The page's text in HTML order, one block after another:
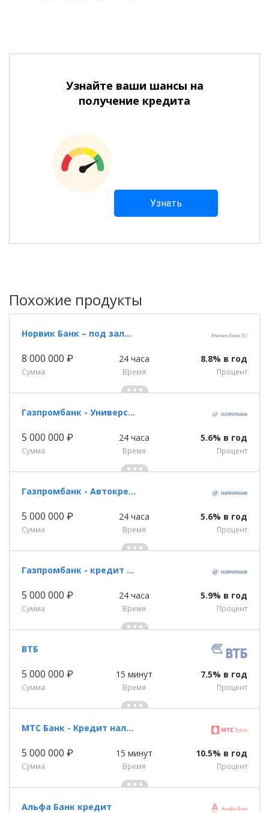
Узнайте ваши шансы на
получение кредита
Похожие продукты
Норвик Банк – под залог недвижимости
8 000 000 ₽
Сумма
24 часа
Время
8.8% в год
Процент
Газпромбанк - Универсальный кредит
5 000 000 ₽
Сумма
24 часа
Время
5.6% в год
Процент
Газпромбанк - Автокредит
5 000 000 ₽
Сумма
24 часа
Время
5.6% в год
Процент
Газпромбанк - кредит наличными
5 000 000 ₽
Сумма
24 часа
Время
5.9% в год
Процент
ВТБ
5 000 000 ₽
Сумма
15 минут
Время
7.5% в год
Процент
МТС Банк - Кредит наличными
5 000 000 ₽
Сумма
15 минут
Время
10.5% в год
Процент
Альфа Банк кредит